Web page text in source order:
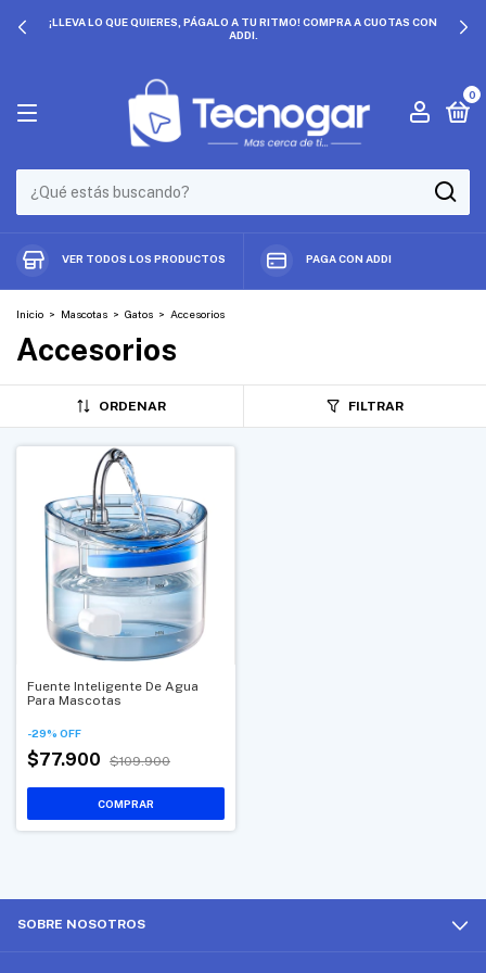
¡LLEVA LO QUE QUIERES, PÁGALO A TU RITMO! COMPRA A CUOTAS CON
ADDI.
0
VER TODOS LOS PRODUCTOS PAGA CON ADDI
Inicio > Mascotas > Gatos > Accesorios
Accesorios
ORDENAR FILTRAR
Fuente Inteligente De Agua
Para Mascotas
-29% OFF
$77.900 $109.900
SOBRE NOSOTROS